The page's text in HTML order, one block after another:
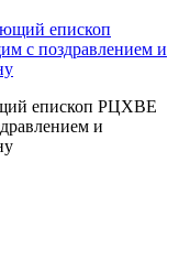
епископ РЦХВЕ
и